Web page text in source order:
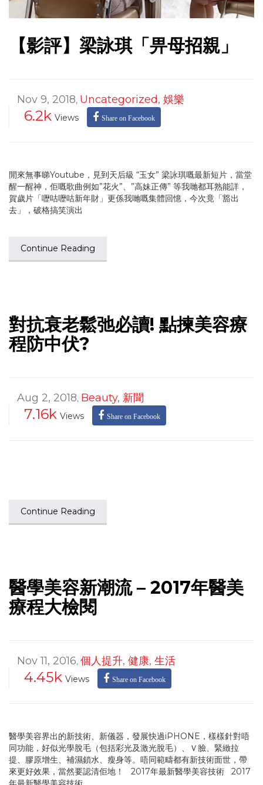
【影評】梁詠琪「畀母招親」
Nov 9, 2018, Uncategorized, 娛樂
6.2k Views Share on Facebook
閒來無事睇Youtube，見到天后級 “玉女” 梁詠琪嘅最新短片，當堂
醒一醒神，佢嘅歌曲例如”花火”、”高妹正傳” 等我哋都耳熟能詳，
賀歲片「嚦咕嚦咕新年財」更係我哋嘅集體回憶，今次竟「豁出
去」，破格搞笑演出
Continue Reading
對抗衰老鬆弛必讀! 點揀美容療
程防中伏?
Aug 2, 2018, Beauty, 新聞
7.16k Views Share on Facebook
Continue Reading
醫學美容新潮流 – 2017年醫美
療程大檢閱
Nov 11, 2016, 個人提升, 健康, 生活
4.45k Views Share on Facebook
醫學美容界出的新技術、新儀器，發展快過iPHONE，樣樣針對唔
同功能，好似光學脫毛（包括彩光及激光脫毛）、Ｖ臉、緊緻拉
提、膠原增生、補濕鎖水、瘦身等。唔同範疇都有新技術面世，帶
來更好效果，當然要認清佢地！ 2017年最新醫學美容技術 2017